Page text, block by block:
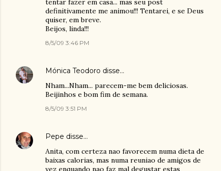
tentar fazer em casa... mas seu post
definitivamente me animou!!! Tentarei, e se Deus
quiser, em breve.
Beijos, linda!!!
8/5/09 3:46 PM
Mónica Teodoro disse…
Nham...Nham... parecem-me bem deliciosas.
Beijinhos e bom fim de semana.
8/5/09 3:51 PM
Pepe disse…
Anita, com certeza nao favorecem numa dieta de
baixas calorias, mas numa reuniao de amigos de
vez enquando nao faz mal degustar estas